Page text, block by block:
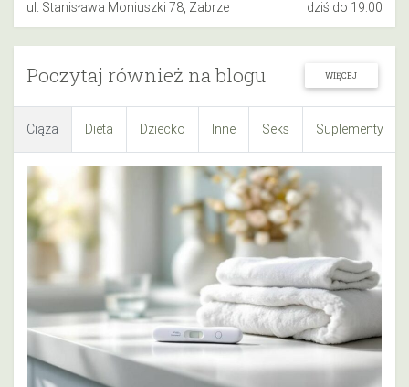
ul. Stanisława Moniuszki 78, Zabrze dziś do 19:00
Poczytaj również na blogu WIĘCEJ
Ciąża Dieta Dziecko Inne Seks Suplementy